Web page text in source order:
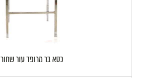
כסא בר מרופד עור שחור